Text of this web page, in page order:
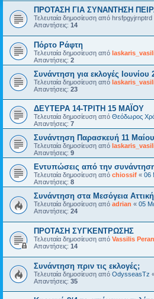
ΠΡΟΤΑΣΗ ΓΙΑ ΣΥΝΑΝΤΗΣΗ
Τελευταία δημοσίευση από hrsfpgyjrnptrd
Απαντήσεις: 14
Πόρτο Ράφτη
Τελευταία δημοσίευση από
Απαντήσεις: 2
Συνάντηση για εκλογές Ιουνίου
Τελευταία δημοσίευση από
Απαντήσεις: 23
ΔΕΥΤΕΡΑ 14-ΤΡΙΤΗ 15 ΜΑΪΟΥ
Τελευταία δημοσίευση από Θεόδωρος
Απαντήσεις: 7
Συνάντηση Παρασκευή 11 Μαίου
Τελευταία δημοσίευση από
Απαντήσεις: 9
Εντυπώσεις από την
Τελευταία δημοσίευση από chiossif « 06
Απαντήσεις: 8
Συνάντηση στα Μεσόγεια
Τελευταία δημοσίευση από adrian « 05
Απαντήσεις: 24
ΠΡΟΤΑΣΗ ΣΥΓΚΕΝΤΡΩΣΗΣ
Τελευταία δημοσίευση από Vassilis
Απαντήσεις: 14
Συνάντηση πριν τις εκλογές;
Τελευταία δημοσίευση από OdysseasTz
Απαντήσεις: 35